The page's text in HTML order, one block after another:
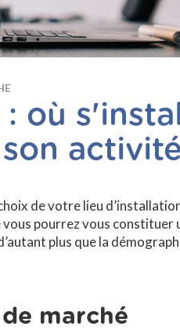
: où
de votre lieu
pourrez vous constituer
plus que la
marché